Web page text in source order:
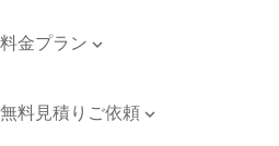
料金プラン 
無料見積りご依頼 